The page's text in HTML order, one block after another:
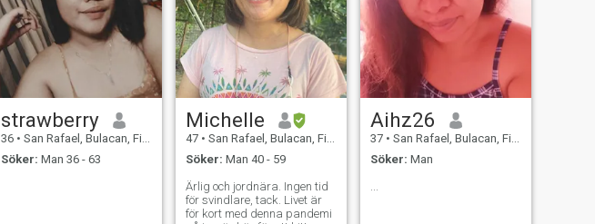
strawberry
36 • San Rafael, Bulacan, Filippinerna
Söker: Man 36 - 63
Michelle
47 • San Rafael, Bulacan, Filippinerna
Söker: Man 40 - 59
Ärlig och jordnära. Ingen tid
för svindlare, tack. Livet är
för kort med denna pandemi
Aihz26
37 • San Rafael, Bulacan, Filippinerna
Söker: Man